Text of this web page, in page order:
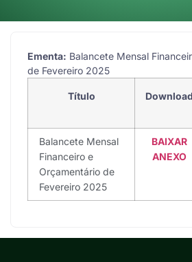
Ementa: Balancete Mensal
de Fevereiro 2025
Título Download
Balancete Mensal
Financeiro e
Orçamentário de
Fevereiro 2025
BAIXAR
ANEXO